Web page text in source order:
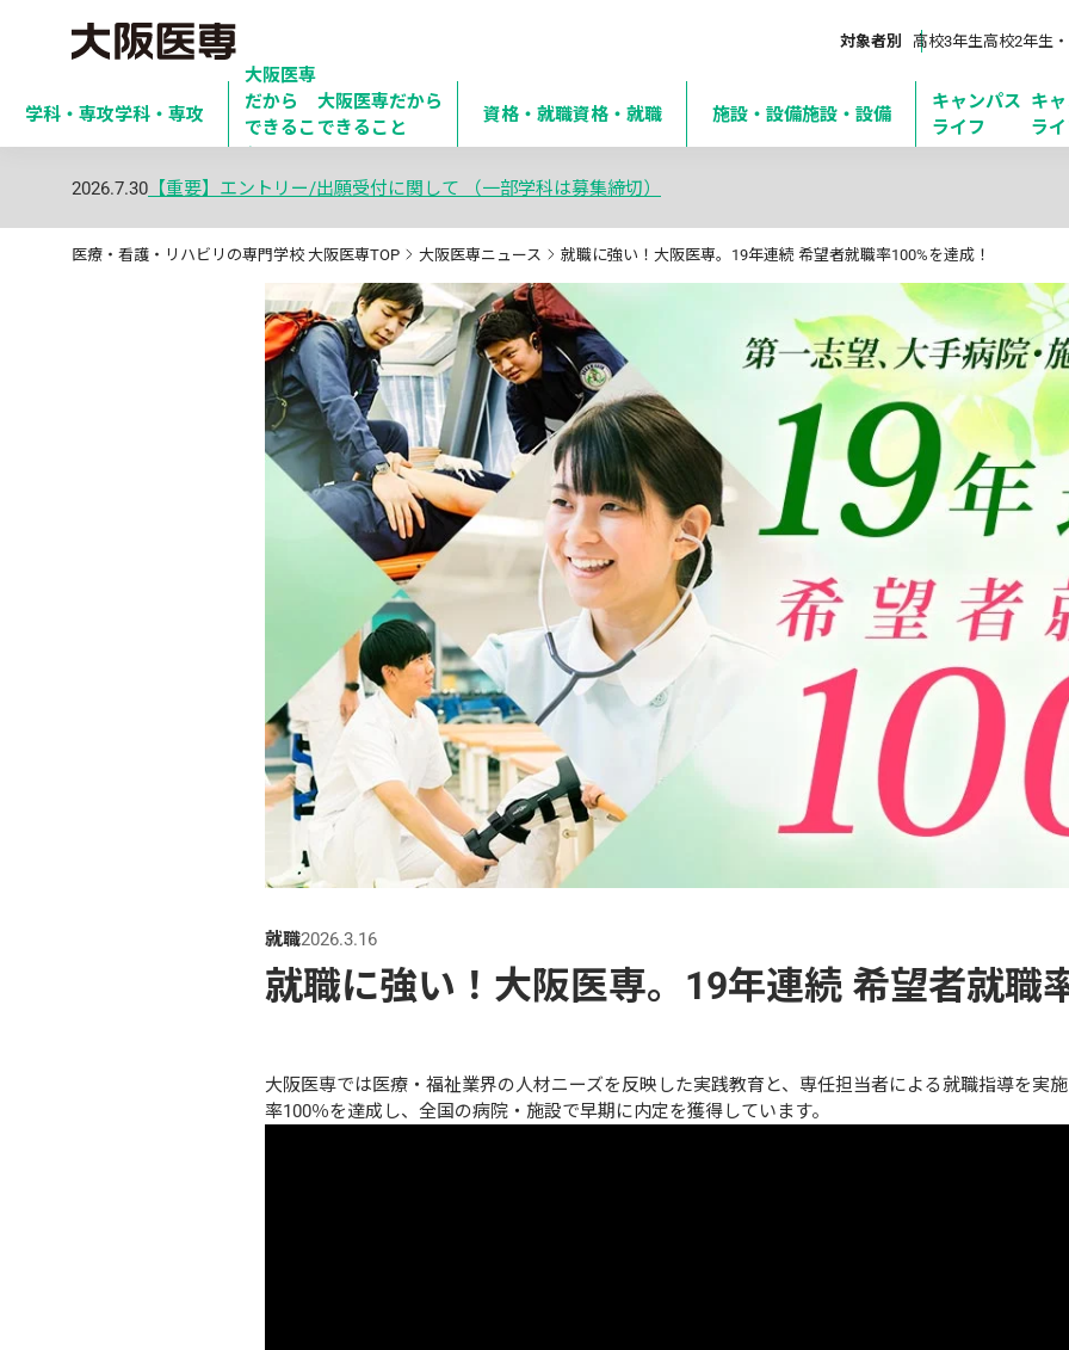
対象者別 高校3年生高校2年生
学科・専攻学科・専攻
大阪医専
だから
できるこ
と
大阪医専だから
できること
資格・就職資格・就職 施設・設備施設・設備
キャンパス
ライフ
キ
ラ
2026.7.30 【重要】エントリー/出願受付に関して （一部学科は募集締切）
医療・看護・リハビリの専門学校 大阪医専TOP 大阪医専ニュース 就職に強い！大阪医専。19年連続 希望者就職率100%を達成！
就職2026.3.16
就職に強い！大阪医専。19年連続 希望者就職
大阪医専では医療・福祉業界の人材ニーズを反映した実践教育と、専任担当者による就職指導を実
率100％を達成し、全国の病院・施設で早期に内定を獲得しています。